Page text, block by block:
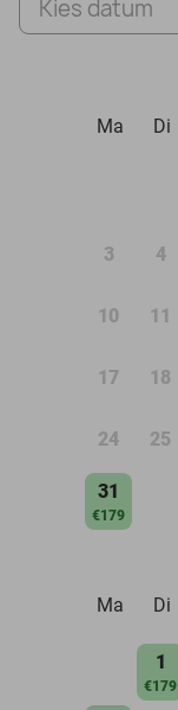
Kies datum
Ma
Di
3 4
10 11
17 18
24 25
31
€179
Ma
Di
1
€179